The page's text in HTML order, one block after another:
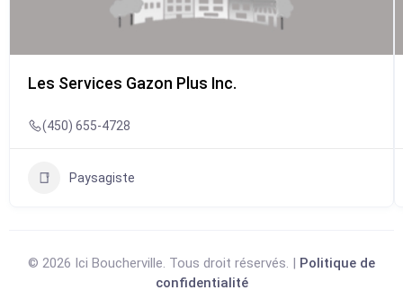
Les Services Gazon Plus Inc.
(450) 655-4728
Paysagiste
© 2026 Ici Boucherville. Tous droit réservés. | Politique de
confidentialité